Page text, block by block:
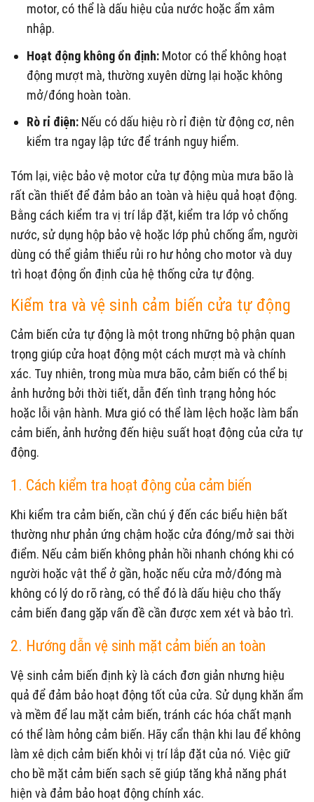
motor, có thể là dấu hiệu của nước hoặc ẩm xâm
nhập.
Hoạt động không ổn định: Motor có thể không hoạt
động mượt mà, thường xuyên dừng lại hoặc không
mở/đóng hoàn toàn.
Rò rỉ điện: Nếu có dấu hiệu rò rỉ điện từ động cơ, nên
kiểm tra ngay lập tức để tránh nguy hiểm.
Tóm lại, việc bảo vệ motor cửa tự động mùa mưa bão là
rất cần thiết để đảm bảo an toàn và hiệu quả hoạt động.
Bằng cách kiểm tra vị trí lắp đặt, kiểm tra lớp vỏ chống
nước, sử dụng hộp bảo vệ hoặc lớp phủ chống ẩm, người
dùng có thể giảm thiểu rủi ro hư hỏng cho motor và duy
trì hoạt động ổn định của hệ thống cửa tự động.
Kiểm tra và vệ sinh cảm biến cửa tự động
Cảm biến cửa tự động là một trong những bộ phận quan
trọng giúp cửa hoạt động một cách mượt mà và chính
xác. Tuy nhiên, trong mùa mưa bão, cảm biến có thể bị
ảnh hưởng bởi thời tiết, dẫn đến tình trạng hỏng hóc
hoặc lỗi vận hành. Mưa gió có thể làm lệch hoặc làm bẩn
cảm biến, ảnh hưởng đến hiệu suất hoạt động của cửa tự
động.
1. Cách kiểm tra hoạt động của cảm biến
Khi kiểm tra cảm biến, cần chú ý đến các biểu hiện bất
thường như phản ứng chậm hoặc cửa đóng/mở sai thời
điểm. Nếu cảm biến không phản hồi nhanh chóng khi có
người hoặc vật thể ở gần, hoặc nếu cửa mở/đóng mà
không có lý do rõ ràng, có thể đó là dấu hiệu cho thấy
cảm biến đang gặp vấn đề cần được xem xét và bảo trì.
2. Hướng dẫn vệ sinh mặt cảm biến an toàn
Vệ sinh cảm biến định kỳ là cách đơn giản nhưng hiệu
quả để đảm bảo hoạt động tốt của cửa. Sử dụng khăn ẩm
và mềm để lau mặt cảm biến, tránh các hóa chất mạnh
có thể làm hỏng cảm biến. Hãy cẩn thận khi lau để không
làm xê dịch cảm biến khỏi vị trí lắp đặt của nó. Việc giữ
cho bề mặt cảm biến sạch sẽ giúp tăng khả năng phát
hiện và đảm bảo hoạt động chính xác.